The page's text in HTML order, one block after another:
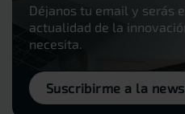
Déjanos tu email y serás
actualidad de la
necesita.
Suscribirme a la